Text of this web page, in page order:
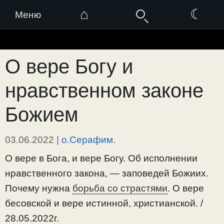
Меню ⌂ ☾
к
содержимому
О вере Богу и
нравственном законе
Божием
03.06.2022 | о.Серафим.
О вере в Бога, и вере Богу. Об исполнении
нравственного закона, — заповедей Божиих.
Почему нужна борьба со страстями. О вере
бесовской и вере истинной, христианской. /
28.05.2022г.